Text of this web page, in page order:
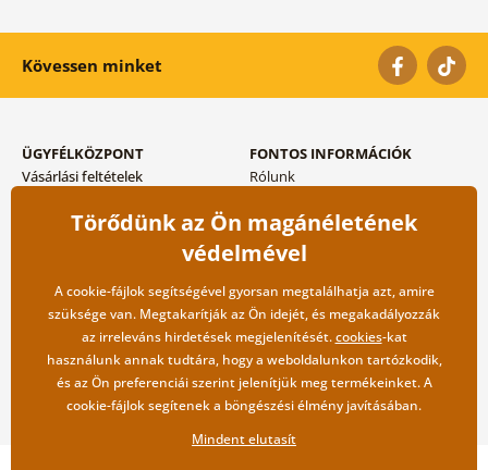
Kövessen minket
ÜGYFÉLKÖZPONT
Vásárlási feltételek
Szállítási és fizetési módok
FONTOS INFORMÁCIÓK
Rólunk
Blog
Kapcsolat
Nagykereskedelmi
együttműködés
Törődünk az Ön magánéletének
védelmével
A cookie-fájlok segítségével gyorsan megtalálhatja azt, amire
szüksége van. Megtakarítják az Ön idejét, és megakadályozzák
az irreleváns hirdetések megjelenítését.cookies-kat
használunk annak tudtára, hogy a weboldalunkon tartózkodik,
és az Ön preferenciái szerint jelenítjük meg termékeinket. A
cookie-fájlok segítenek a böngészési élmény javításában.
Mindent elutasít